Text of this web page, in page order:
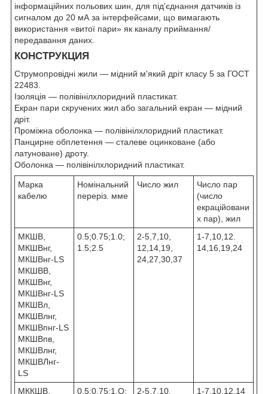
інформаційних польових шин, для під'єднання датчиків із
сигналом до 20 мА за інтерфейсами, що вимагають
використання «витої пари» як каналу приймання/
передавання даних.
КОНСТРУКЦИЯ
Струмопровідні жили — мідний м'який дріт класу 5 за ГОСТ
22483.
Ізоляція — полівінілхлоридний пластикат.
Екран пари скручених жил або загальний екран — мідний
дріт.
Проміжна оболонка — полівінілхлоридний пластикат.
Панцирне обплетення — сталеве оцинковане (або
латуноване) дроту.
Оболонка — полівінілхлоридний пластикат.
Марка
кабелю
Номінальний
переріз. мме
Число жил
Число пар
(число
екраційовани
х пар), жил
МКШВ,
МКШВнг,
МКШВнг-LS
МКШВВ,
МКШВнг,
МКШВнг-LS
МКШВл,
МКШВлнг,
МКШВпнг-LS
МКШВпв,
МКШВлнг,
МКШВЛнг-
LS
0.5;0.75;1.0;
1.5;2.5
2-5,7,10,
12,14,19,
24,27,30,37
1-7,10,12.
14,16,19,24
МККШВ,
0.5;0.75;1.О;
2-5,7,10,
1-7,10,12,14